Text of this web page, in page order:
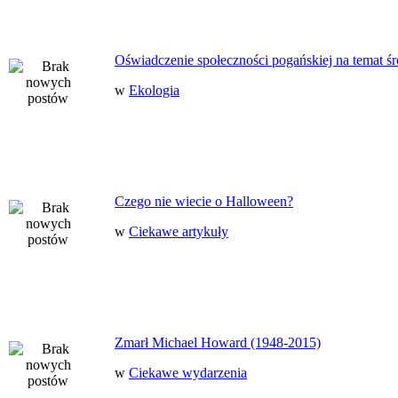
Oświadczenie społeczności pogańskiej na temat
w Ekologia
Czego nie wiecie o Halloween?
w Ciekawe artykuły
Zmarł Michael Howard (1948-2015)
w Ciekawe wydarzenia